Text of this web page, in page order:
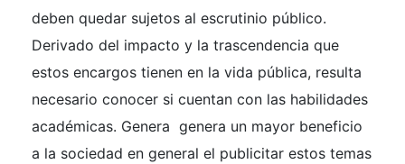
deben quedar sujetos al escrutinio público.
Derivado del impacto y la trascendencia que
estos encargos tienen en la vida pública, resulta
necesario conocer si cuentan con las habilidades
académicas. Genera genera un mayor beneficio
a la sociedad en general el publicitar estos temas